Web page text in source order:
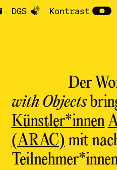
DGS Kontrast
Der
with Objects
Künstler*innen
(ARAC) mit